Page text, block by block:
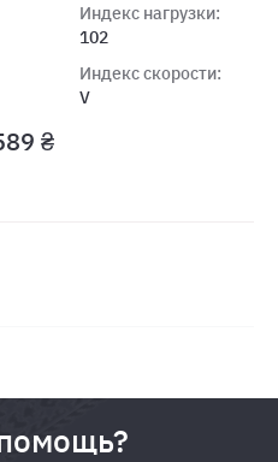
Индекс нагрузки:
102
Индекс скорости:
V
₴